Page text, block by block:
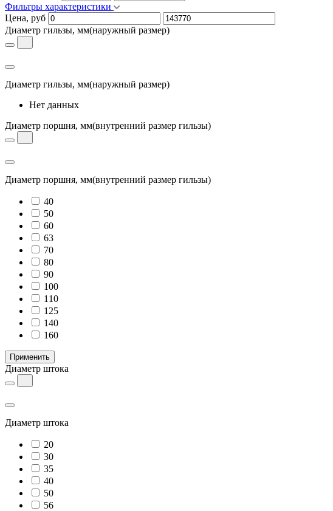
Фильтры характеристики
Цена, руб
Диаметр гильзы, мм(наружный размер)
Диаметр гильзы, мм(наружный размер)
Нет данных
Диаметр поршня, мм(внутренний размер гильзы)
Диаметр поршня, мм(внутренний размер гильзы)
40
50
60
63
70
80
90
100
110
125
140
160
Применить
Диаметр штока
Диаметр штока
20
30
35
40
50
56